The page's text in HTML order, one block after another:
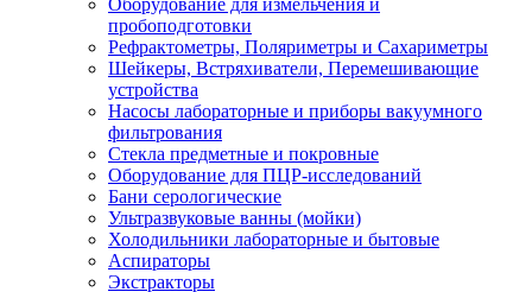
Оборудование для измельчения и
пробоподготовки
Рефрактометры, Поляриметры и Сахариметры
Шейкеры, Встряхиватели, Перемешивающие
устройства
Насосы лабораторные и приборы вакуумного
фильтрования
Стекла предметные и покровные
Оборудование для ПЦР-исследований
Бани серологические
Ультразвуковые ванны (мойки)
Холодильники лабораторные и бытовые
Аспираторы
Экстракторы